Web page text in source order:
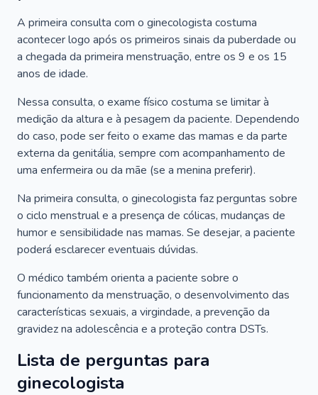
A primeira consulta com o ginecologista costuma
acontecer logo após os primeiros sinais da puberdade ou
a chegada da primeira menstruação, entre os 9 e os 15
anos de idade.
Nessa consulta, o exame físico costuma se limitar à
medição da altura e à pesagem da paciente. Dependendo
do caso, pode ser feito o exame das mamas e da parte
externa da genitália, sempre com acompanhamento de
uma enfermeira ou da mãe (se a menina preferir).
Na primeira consulta, o ginecologista faz perguntas sobre
o ciclo menstrual e a presença de cólicas, mudanças de
humor e sensibilidade nas mamas. Se desejar, a paciente
poderá esclarecer eventuais dúvidas.
O médico também orienta a paciente sobre o
funcionamento da menstruação, o desenvolvimento das
características sexuais, a virgindade, a prevenção da
gravidez na adolescência e a proteção contra DSTs.
Lista de perguntas para
ginecologista